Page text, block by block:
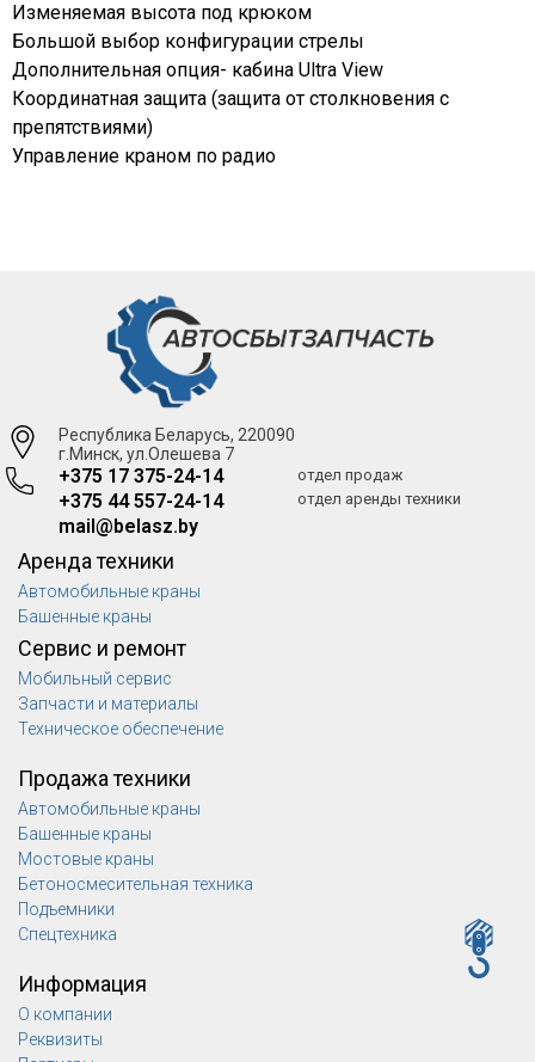
Изменяемая высота под крюком
Большой выбор конфигурации стрелы
Дополнительная опция- кабина Ultra View
Координатная защита (защита от столкновения с
препятствиями)
Управление краном по радио
Республика Беларусь, 220090
г.Минск, ул.Олешева 7
+375 17 375-24-14
+375 44 557-24-14
mail@belasz.by
отдел продаж
отдел аренды техники
Аренда техники
Автомобильные краны
Башенные краны
Сервис и ремонт
Мобильный сервис
Запчасти и материалы
Техническое обеспечение
Продажа техники
Автомобильные краны
Башенные краны
Мостовые краны
Бетоносмесительная техника
Подъемники
Спецтехника
Информация
О компании
Реквизиты